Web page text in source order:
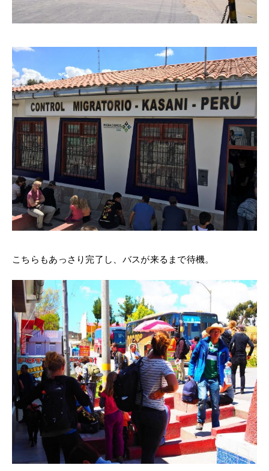
こちらもあっさり完了し、バスが来るまで待機。